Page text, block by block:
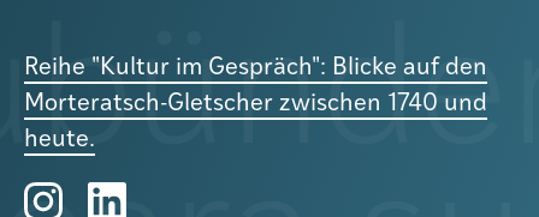
Reihe "Kultur im Gespräch": Blicke auf den
Morteratsch-Gletscher zwischen 1740 und
heute.